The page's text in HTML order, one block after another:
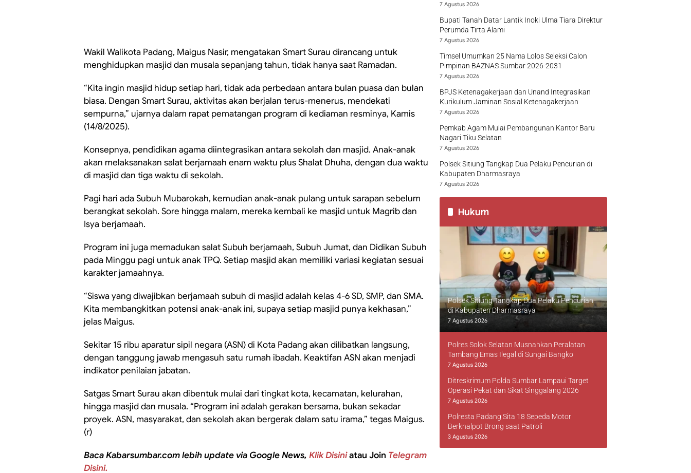
Wakil Walikota Padang, Maigus Nasir, mengatakan Smart Surau dirancang untuk
menghidupkan masjid dan musala sepanjang tahun, tidak hanya saat Ramadan.
“Kita ingin masjid hidup setiap hari, tidak ada perbedaan antara bulan puasa dan bulan
biasa. Dengan Smart Surau, aktivitas akan berjalan terus-menerus, mendekati
sempurna,” ujarnya dalam rapat pematangan program di kediaman resminya, Kamis
(14/8/2025).
Konsepnya, pendidikan agama diintegrasikan antara sekolah dan masjid. Anak-anak
akan melaksanakan salat berjamaah enam waktu plus Shalat Dhuha, dengan dua waktu
di masjid dan tiga waktu di sekolah.
Pagi hari ada Subuh Mubarokah, kemudian anak-anak pulang untuk sarapan sebelum
berangkat sekolah. Sore hingga malam, mereka kembali ke masjid untuk Magrib dan
Isya berjamaah.
Program ini juga memadukan salat Subuh berjamaah, Subuh Jumat, dan Didikan Subuh
pada Minggu pagi untuk anak TPQ. Setiap masjid akan memiliki variasi kegiatan sesuai
karakter jamaahnya.
“Siswa yang diwajibkan berjamaah subuh di masjid adalah kelas 4-6 SD, SMP, dan SMA.
Kita membangkitkan potensi anak-anak ini, supaya setiap masjid punya kekhasan,”
jelas Maigus.
Sekitar 15 ribu aparatur sipil negara (ASN) di Kota Padang akan dilibatkan langsung,
dengan tanggung jawab mengasuh satu rumah ibadah. Keaktifan ASN akan menjadi
indikator penilaian jabatan.
Satgas Smart Surau akan dibentuk mulai dari tingkat kota, kecamatan, kelurahan,
hingga masjid dan musala. “Program ini adalah gerakan bersama, bukan sekadar
proyek. ASN, masyarakat, dan sekolah akan bergerak dalam satu irama,” tegas Maigus.
(r)
Baca Kabarsumbar.com lebih update via Google News, Klik Disiniatau Join Telegram
Disini.
7 Agustus 2026
Bupati Tanah Datar Lantik Inoki Ulma Tiara Direktur
Perumda Tirta Alami
7 Agustus 2026
Timsel Umumkan 25 Nama Lolos Seleksi Calon
Pimpinan BAZNAS Sumbar 2026-2031
7 Agustus 2026
BPJS Ketenagakerjaan dan Unand Integrasikan
Kurikulum Jaminan Sosial Ketenagakerjaan
7 Agustus 2026
Pemkab Agam Mulai Pembangunan Kantor Baru
Nagari Tiku Selatan
7 Agustus 2026
Polsek Sitiung Tangkap Dua Pelaku Pencurian di
Kabupaten Dharmasraya
7 Agustus 2026
Hukum
Polsek Sitiung Tangkap Dua Pelaku Pencurian
di Kabupaten Dharmasraya
7 Agustus 2026
Polres Solok Selatan Musnahkan Peralatan
Tambang Emas Ilegal di Sungai Bangko
7 Agustus 2026
Ditreskrimum Polda Sumbar Lampaui Target
Operasi Pekat dan Sikat Singgalang 2026
7 Agustus 2026
Polresta Padang Sita 18 Sepeda Motor
Berknalpot Brong saat Patroli
3 Agustus 2026